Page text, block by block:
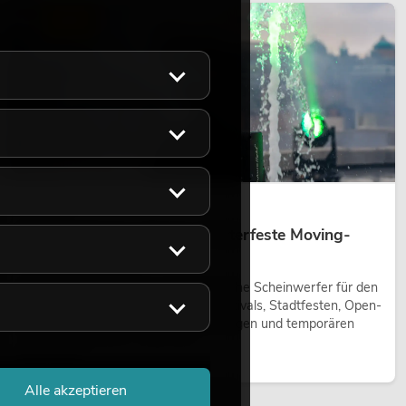
Outdoor Moving-Heads: Wetterfeste Moving-
Outdoor Moving-Heads sind bewegliche Scheinwerfer für den
Einsatz im Freien. Sie werden bei Festivals, Stadtfesten, Open-
Air-Konzerten, Architekturinszenierungen und temporären
Alle akzeptieren